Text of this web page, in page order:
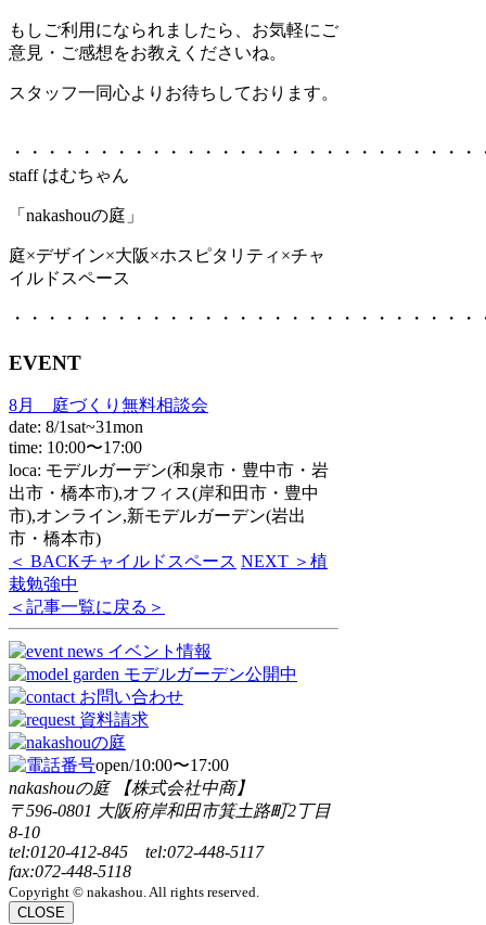
もしご利用になられましたら、お気軽にご
意見・ご感想をお教えくださいね。
スタッフ一同心よりお待ちしております。
・・・・・・・・・・・・・・・・・・・・・・・・・・
staff はむちゃん
「nakashouの庭」
庭×デザイン×大阪×ホスピタリティ×チャ
イルドスペース
・・・・・・・・・・・・・・・・・・・・・・・・・・
EVENT
8月 庭づくり無料相談会
date: 8/1sat~31mon
time: 10:00〜17:00
loca: モデルガーデン(和泉市・豊中市・岩
出市・橋本市),オフィス(岸和田市・豊中
市),オンライン,新モデルガーデン(岩出
市・橋本市)
＜ BACKチャイルドスペース NEXT ＞ 植
栽勉強中
＜記事一覧に戻る＞
open/10:00〜17:00
nakashouの庭 【株式会社中商】
〒596-0801 大阪府岸和田市箕土路町2丁目
8-10
tel:0120-412-845 tel:072-448-5117
fax:072-448-5118
Copyright © nakashou. All rights reserved.
CLOSE